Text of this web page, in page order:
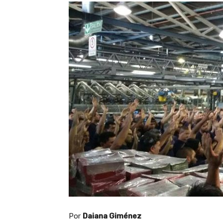
Por Daiana Giménez